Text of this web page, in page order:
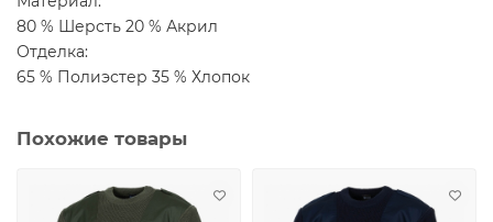
80 % Шерсть 20 % Акрил
Отделка:
65 % Полиэстер 35 % Хлопок
Похожие товары